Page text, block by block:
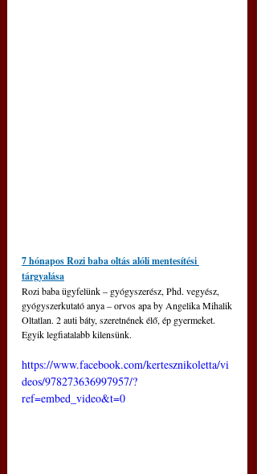
7 hónapos Rozi baba oltás alóli mentesítési
tárgyalása
Rozi baba ügyfelünk – gyógyszerész, Phd. vegyész,
gyógyszerkutató anya – orvos apa by Angelika Mihalik
Oltatlan. 2 auti báty, szeretnének élő, ép gyermeket.
Egyik legfiatalabb kilensünk.
https://www.facebook.com/kertesznikoletta/vi
deos/978273636997957/?
ref=embed_video&t=0